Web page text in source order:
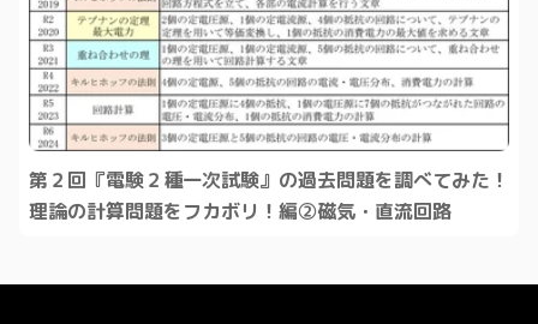
第２回『電験２種一次試験』の過去問題を調べてみた！
理論の計算問題をフカボリ！編②磁気・直流回路